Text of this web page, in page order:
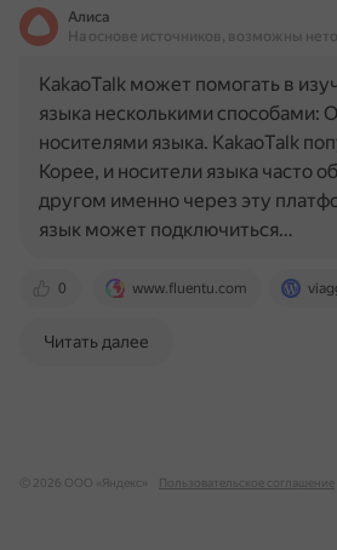
Алиса
На основе источников, возможны
0 www.fluentu.com
KakaoTalk может помогать в
языка несколькими способами:
носителями языка. KakaoTalk
Корее, и носители языка часто
другом именно через эту
язык может подключиться…
Читать далее
© 2026 ООО «Яндекс» Пользовательское соглашение